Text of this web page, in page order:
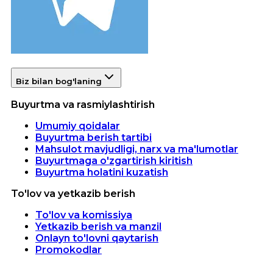
Biz bilan bog'laning
Buyurtma va rasmiylashtirish
Umumiy qoidalar
Buyurtma berish tartibi
Mahsulot mavjudligi, narx va ma'lumotlar
Buyurtmaga o'zgartirish kiritish
Buyurtma holatini kuzatish
To'lov va yetkazib berish
To'lov va komissiya
Yetkazib berish va manzil
Onlayn to'lovni qaytarish
Promokodlar